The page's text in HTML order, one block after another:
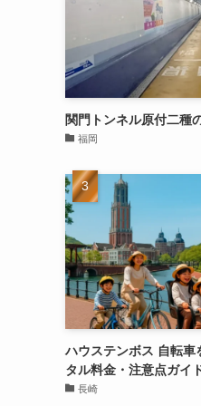
関門トンネル原付二種
福岡
ハウステンボス 自転車
タル料金・注意点ガイ
長崎